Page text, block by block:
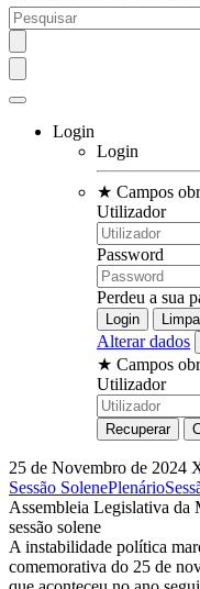
Login
Login
★ Campos
Utilizador
Password
Perdeu a sua
Alterar dados
★ Campos
Utilizador
25 de Novembro de 2024
Sessão SolenePlenário
Assembleia Legislativa da
sessão solene
A instabilidade política
comemorativa do 25 de